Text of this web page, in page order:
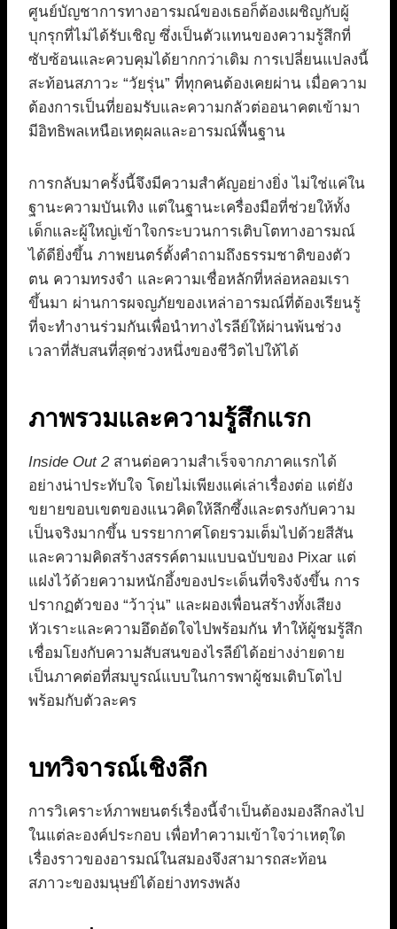
ศูนย์บัญชาการทางอารมณ์ของเธอก็ต้องเผชิญกับผู้
บุกรุกที่ไม่ได้รับเชิญ ซึ่งเป็นตัวแทนของความรู้สึกที่
ซับซ้อนและควบคุมได้ยากกว่าเดิม การเปลี่ยนแปลงนี้
สะท้อนสภาวะ “วัยรุ่น” ที่ทุกคนต้องเคยผ่าน เมื่อความ
ต้องการเป็นที่ยอมรับและความกลัวต่ออนาคตเข้ามา
มีอิทธิพลเหนือเหตุผลและอารมณ์พื้นฐาน
การกลับมาครั้งนี้จึงมีความสำคัญอย่างยิ่ง ไม่ใช่แค่ใน
ฐานะความบันเทิง แต่ในฐานะเครื่องมือที่ช่วยให้ทั้ง
เด็กและผู้ใหญ่เข้าใจกระบวนการเติบโตทางอารมณ์
ได้ดียิ่งขึ้น ภาพยนตร์ตั้งคำถามถึงธรรมชาติของตัว
ตน ความทรงจำ และความเชื่อหลักที่หล่อหลอมเรา
ขึ้นมา ผ่านการผจญภัยของเหล่าอารมณ์ที่ต้องเรียนรู้
ที่จะทำงานร่วมกันเพื่อนำทางไรลีย์ให้ผ่านพ้นช่วง
เวลาที่สับสนที่สุดช่วงหนึ่งของชีวิตไปให้ได้
ภาพรวมและความรู้สึกแรก
Inside Out 2สานต่อความสำเร็จจากภาคแรกได้
อย่างน่าประทับใจ โดยไม่เพียงแค่เล่าเรื่องต่อ แต่ยัง
ขยายขอบเขตของแนวคิดให้ลึกซึ้งและตรงกับความ
เป็นจริงมากขึ้น บรรยากาศโดยรวมเต็มไปด้วยสีสัน
และความคิดสร้างสรรค์ตามแบบฉบับของ Pixar แต่
แฝงไว้ด้วยความหนักอึ้งของประเด็นที่จริงจังขึ้น การ
ปรากฏตัวของ “ว้าวุ่น” และผองเพื่อนสร้างทั้งเสียง
หัวเราะและความอึดอัดใจไปพร้อมกัน ทำให้ผู้ชมรู้สึก
เชื่อมโยงกับความสับสนของไรลีย์ได้อย่างง่ายดาย
เป็นภาคต่อที่สมบูรณ์แบบในการพาผู้ชมเติบโตไป
พร้อมกับตัวละคร
บทวิจารณ์เชิงลึก
การวิเคราะห์ภาพยนตร์เรื่องนี้จำเป็นต้องมองลึกลงไป
ในแต่ละองค์ประกอบ เพื่อทำความเข้าใจว่าเหตุใด
เรื่องราวของอารมณ์ในสมองจึงสามารถสะท้อน
สภาวะของมนุษย์ได้อย่างทรงพลัง